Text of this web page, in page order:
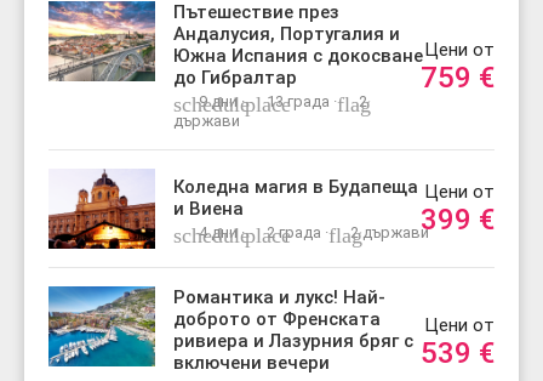
Пътешествие през
Андалусия, Португалия и
Южна Испания с докосване
до Гибралтар
schedule
9 дни ·place13 града ·flag
2
държави
Цени от
759 €
Коледна магия в Будапеща
и Виена
schedule
4 дни ·place2 града ·flag2 държави
Цени от
399 €
Романтика и лукс! Най-
доброто от Френската
ривиера и Лазурния бряг с
включени вечери
Цени от
539 €